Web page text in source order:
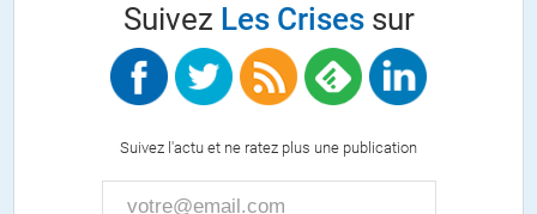
à condamner les inepties ou bêtises dites ici ou là au lieu de se
poser des questions telles que :
– pourquoi ces attentats contre nous.
– comment ces personnes ont réussi à commettre ces
services »
– y aurait-il eu des moyens de prevenir ces attentats.
-la sécurité (pour Charlie hebdo mais aussi le bataclan) était-
Suivez Les Crisessur
Suivez l'actu et ne ratez plus une publication